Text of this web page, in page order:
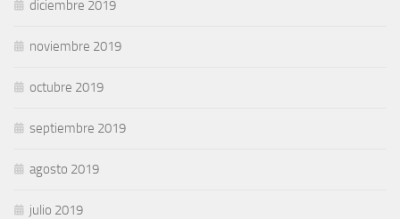
diciembre 2019
noviembre 2019
octubre 2019
septiembre 2019
agosto 2019
julio 2019